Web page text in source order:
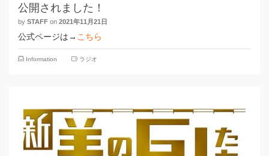
公開されました！
by STAFF on 2021年11月21日
公式ページは→ こちら
Information ラジオ